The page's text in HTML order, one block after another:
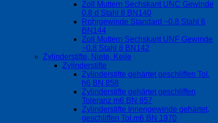
Zoll Muttern Sechskant UNC Gewinde
0.8 d Stahl 8 BN140
Rohrgewinde Standard ~0.8 Stahl 6
BN144
Zoll Muttern Sechskant UNF Gewinde
~0.8 Stahl 8 BN142
Zylinderstifte, Niete, Keile
Zylinderstifte
Zylinderstifte gehärtet geschliffen Tol.
h6 BN 858
Zylinderstifte gehärtet geschliffen
Toleranz m6 BN 857
Zylinderstifte Innengewinde gehärtet,
geschliffen Tol.m6 BN 1970